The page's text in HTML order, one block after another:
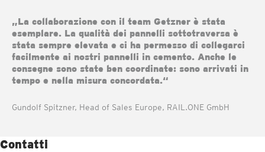
„La collaborazione con il team Getzner è stata
esemplare. La qualità dei pannelli sottotraversa è
stata sempre elevata e ci ha permesso di collegarci
facilmente ai nostri pannelli in cemento. Anche le
consegne sono state ben coordinate: sono arrivati in
tempo e nella misura concordata.“
Gundolf Spitzner, Head of Sales Europe, RAIL.ONE GmbH
Contatti